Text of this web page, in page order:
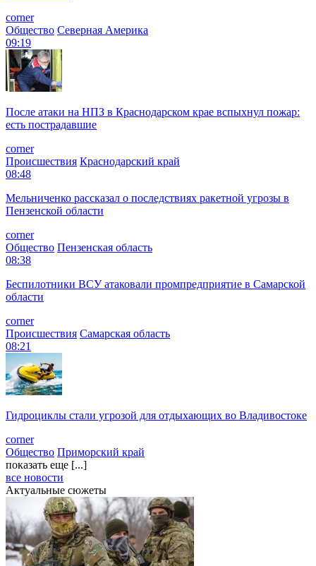
corner
Общество Северная Америка
09:19
После атаки на НПЗ в Краснодарском крае вспыхнул пожар:
есть пострадавшие
corner
Происшествия Краснодарский край
08:48
Мельниченко рассказал о последствиях ракетной угрозы в
Пензенской области
corner
Общество Пензенская область
08:38
Беспилотники ВСУ атаковали промпредприятие в Самарской
области
corner
Происшествия Самарская область
08:21
Гидроциклы стали угрозой для отдыхающих во Владивостоке
corner
Общество Приморский край
показать еще [...]
все новости
Актуальные сюжеты